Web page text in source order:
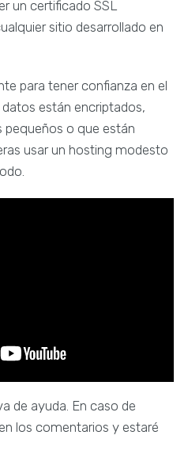
un certificado SSL
sitio desarrollado en
para tener confianza en el
están encriptados,
o que están
usar un hosting modesto
de ayuda. En caso de
los comentarios y estaré